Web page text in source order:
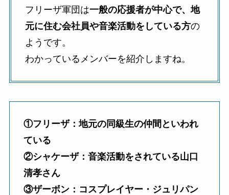
フリーザ軍団は一般の応援者が中心で、地
元に住む会社員や音楽活動をしている方の
ようです。
わかっているメンバーを紹介しますね。
①フリーザ：地元の同級生の仲間といわれ
ている
②シャケーザ：音楽活動をされている山口
清孝さん
③ザーボン：コスプレイヤー・ジュリパン